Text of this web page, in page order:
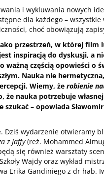
i wykluwania nowych
dla każdego – wszystkie
choć obowiązują
przestrzeń, w której film
inspiracją do dyskusji, a
ważną częścią opowieści o
Nauka nie
Wiemy, że robienie
że nauka potrzebuje
szukać – opowiada
Dziś wydarzenie otwieramy
z Jaffy(reż. Mohammed
się również warsztaty
Wajdy oraz wykład
Erika Gandiniego z dr hab.